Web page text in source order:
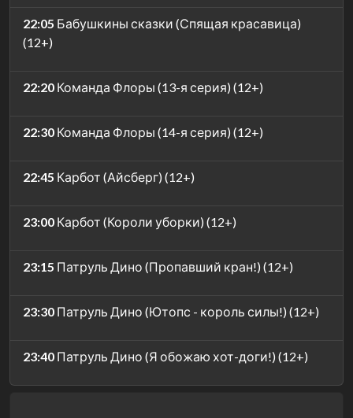
22:05 Бабушкины сказки (Спящая красавица)
(12+)
22:20 Команда Флоры (13-я серия) (12+)
22:30 Команда Флоры (14-я серия) (12+)
22:45 Карбот (Айсберг) (12+)
23:00 Карбот (Короли уборки) (12+)
23:15 Патруль Дино (Пропавший кран!) (12+)
23:30 Патруль Дино (Ютопс - король силы!) (12+)
23:40 Патруль Дино (Я обожаю хот-доги!) (12+)